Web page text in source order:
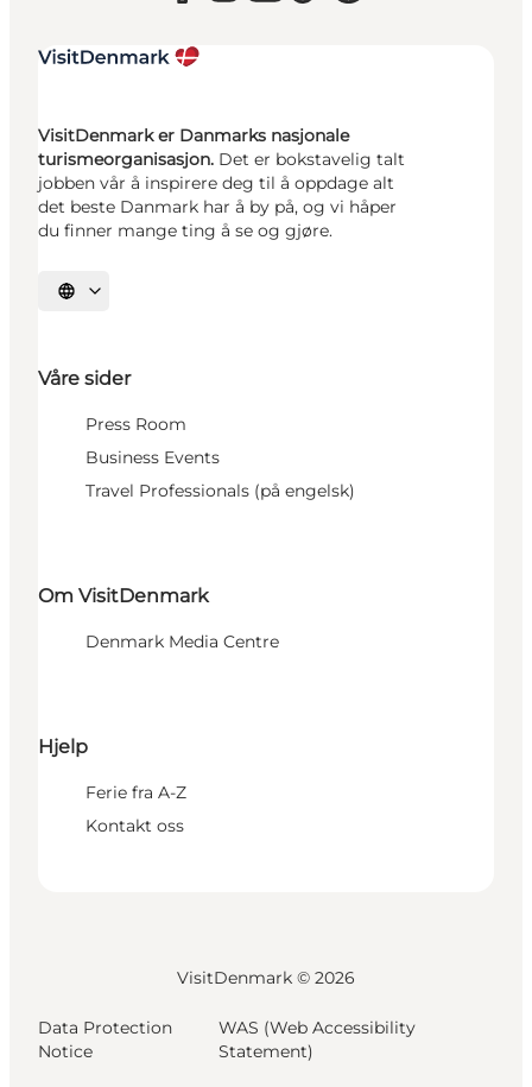
VisitDenmark er Danmarks nasjonale
turismeorganisasjon. Det er bokstavelig talt
jobben vår å inspirere deg til å oppdage alt
det beste Danmark har å by på, og vi håper
du finner mange ting å se og gjøre.
Velg språk
Våre sider
Press Room
Business Events
Travel Professionals (på engelsk)
Om VisitDenmark
Denmark Media Centre
Hjelp
Ferie fra A-Z
Kontakt oss
VisitDenmark © 2026
Data Protection
Notice
WAS (Web Accessibility
Statement)